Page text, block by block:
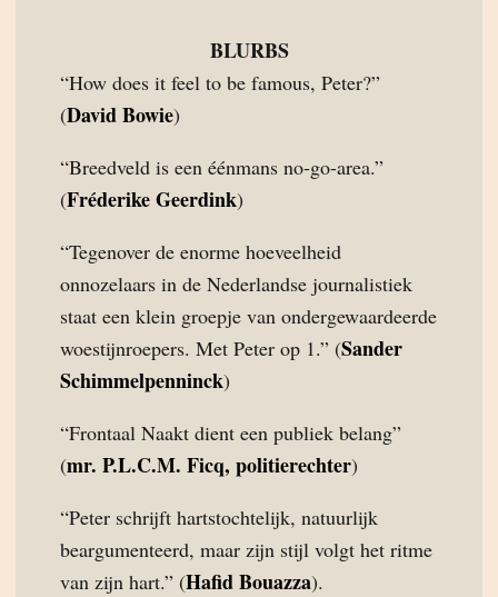
BLURBS
“How does it feel to be famous, Peter?”
(David Bowie)
“Breedveld is een éénmans no-go-area.”
(Fréderike Geerdink)
“Tegenover de enorme hoeveelheid
onnozelaars in de Nederlandse journalistiek
staat een klein groepje van ondergewaardeerde
woestijnroepers. Met Peter op 1.” (Sander
Schimmelpenninck)
“Frontaal Naakt dient een publiek belang”
(mr. P.L.C.M. Ficq, politierechter)
“Peter schrijft hartstochtelijk, natuurlijk
beargumenteerd, maar zijn stijl volgt het ritme
van zijn hart.” (Hafid Bouazza).